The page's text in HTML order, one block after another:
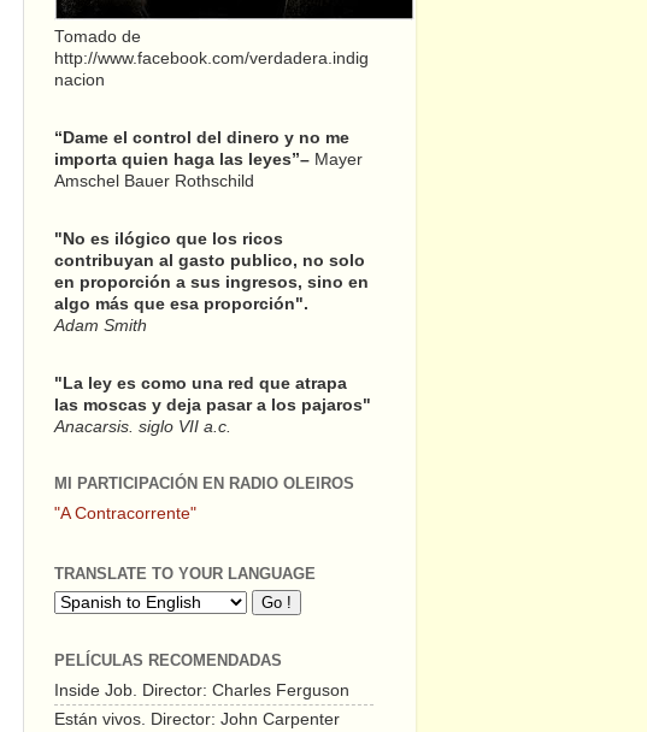
Tomado de
http://www.facebook.com/verdadera.indig
nacion
“Dame el control del dinero y no me
importa quien haga las leyes”– Mayer
Amschel Bauer Rothschild
"No es ilógico que los ricos
contribuyan al gasto publico, no solo
en proporción a sus ingresos, sino en
algo más que esa proporción".
Adam Smith
"La ley es como una red que atrapa
las moscas y deja pasar a los pajaros"
Anacarsis. siglo VII a.c.
MI PARTICIPACIÓN EN RADIO OLEIROS
"A Contracorrente"
TRANSLATE TO YOUR LANGUAGE
PELÍCULAS RECOMENDADAS
Inside Job. Director: Charles Ferguson
Están vivos. Director: John Carpenter